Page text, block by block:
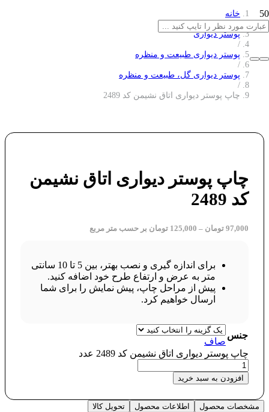
خانه
/
پوستر دیواری
/
پوستر دیواری طبیعت و منظره
/
پوستر دیواری گل، طبیعت و منظره
/
چاپ پوستر دیواری اتاق نشیمن کد 2489
چاپ پوستر دیواری اتاق نشیمن
کد 2489
97,000 تومان –
125,000 تومان بر حسب متر مربع
برای اندازه گیری و نصب بهتر، بین 5 تا 10 سانتی
متر به عرض و ارتفاع طرح خود اضافه کنید.
پیش از مراحل چاپ، پیش نمایش را برای شما
ارسال خواهیم کرد.
جنس
صاف
چاپ پوستر دیواری اتاق نشیمن کد 2489 عدد
افزودن به سبد خرید
مشخصات محصول اطلاعات محصول
تحویل کالا